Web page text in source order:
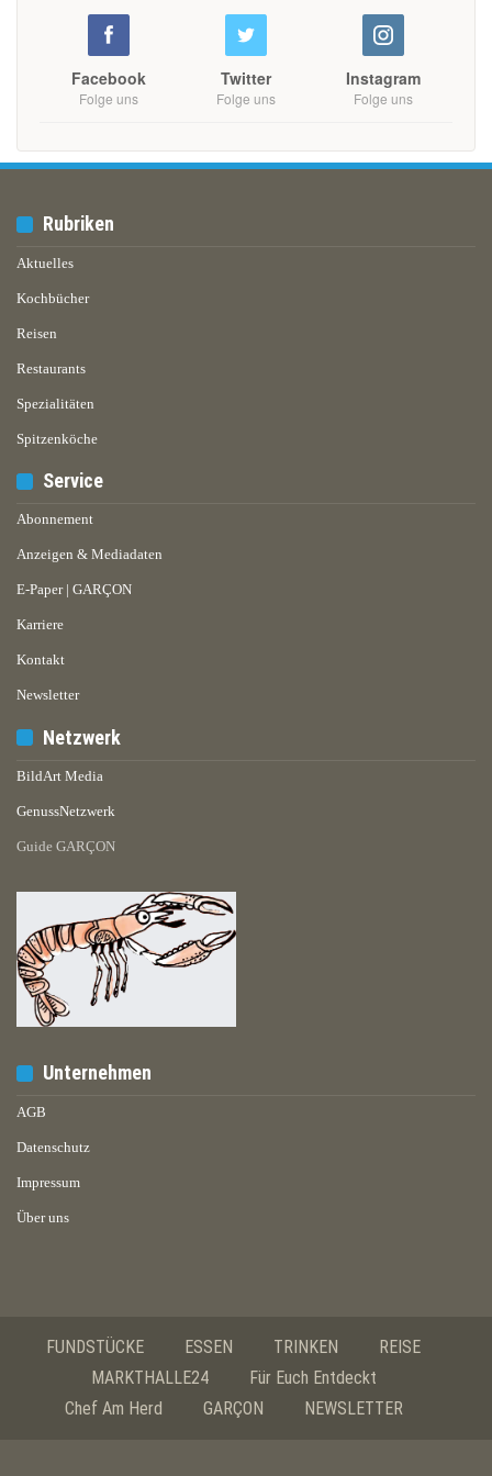
Facebook
Folge uns
Twitter
Folge uns
Instagram
Folge uns
Rubriken
Aktuelles
Kochbücher
Reisen
Restaurants
Spezialitäten
Spitzenköche
Service
Abonnement
Anzeigen & Mediadaten
E-Paper | GARÇON
Karriere
Kontakt
Newsletter
Netzwerk
BildArt Media
GenussNetzwerk
Guide GARÇON
Unternehmen
AGB
Datenschutz
Impressum
Über uns
FUNDSTÜCKE ESSEN TRINKEN
REISE
MARKTHALLE24
Für Euch Entdeckt
Chef Am Herd
GARÇON NEWSLETTER